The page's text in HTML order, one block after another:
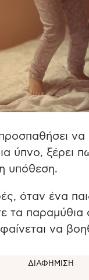
να
ύπνο, ξέρει
υπόθεση.
όταν ένα
τα παραμύθια
να